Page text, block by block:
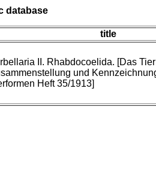
database
title
II. Rhabdocoelida. [Das
und
Heft 35/1913]